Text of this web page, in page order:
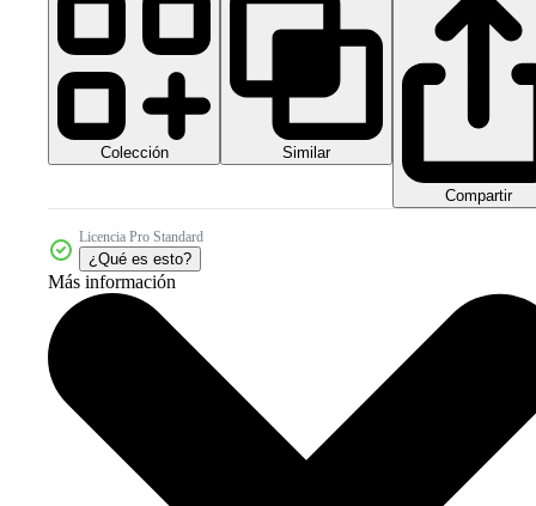
Colección Similar
Compartir
Licencia Pro Standard
¿Qué es esto?
Más información